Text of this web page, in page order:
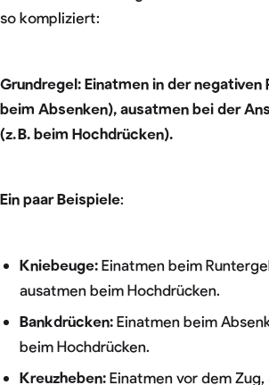
so kompliziert:
Grundregel: Einatmen in der negativen
beim Absenken), ausatmen bei der
(z. B. beim Hochdrücken).
Ein paar Beispiele:
Kniebeuge: Einatmen beim
ausatmen beim Hochdrücken.
Bankdrücken: Einatmen beim
beim Hochdrücken.
Kreuzheben: Einatmen vor dem Zug,